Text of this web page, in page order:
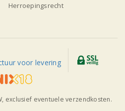
Herroepingsrecht
exclusief eventuele verzendkosten.